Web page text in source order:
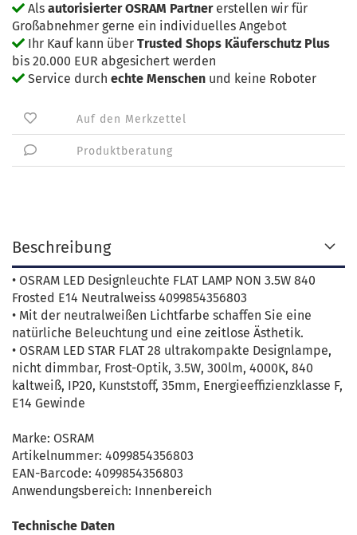
Als autorisierter OSRAM Partnererstellen wir für
Großabnehmer gerne ein individuelles Angebot
Ihr Kauf kann über Trusted Shops Käuferschutz Plus
bis 20.000 EUR abgesichert werden
Service durch echte Menschen und keine Roboter
Auf den Merkzettel
Produktberatung
Beschreibung
• OSRAM LED Designleuchte FLAT LAMP NON 3.5W 840
Frosted E14 Neutralweiss 4099854356803
• Mit der neutralweißen Lichtfarbe schaffen Sie eine
natürliche Beleuchtung und eine zeitlose Ästhetik.
• OSRAM LED STAR FLAT 28 ultrakompakte Designlampe,
nicht dimmbar, Frost-Optik, 3.5W, 300lm, 4000K, 840
kaltweiß, IP20, Kunststoff, 35mm, Energieeffizienzklasse F,
E14 Gewinde
Marke: OSRAM
Artikelnummer: 4099854356803
EAN-Barcode: 4099854356803
Anwendungsbereich: Innenbereich
Technische Daten